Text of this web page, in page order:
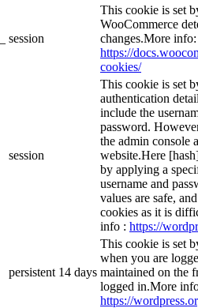
session
This cookie is set
WooCommerce
changes.More info:
https://
cookies/
session
This cookie is set
authentication
include the
password.
the admin console
website.Here
by applying a
username and
values are safe,
cookies as it is
info : https://
persistent 14 days
This cookie is set
when you are
maintained on the
logged in.More
https://